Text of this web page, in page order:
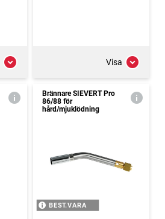
Visa
Brännare SIEVERT Pro
86/88 för
hård/mjuklödning
BEST.VARA